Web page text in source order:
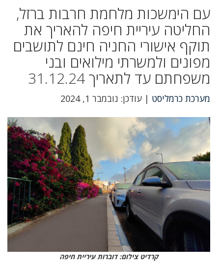
עם הימשכות מלחמת חרבות ברזל,
החליטה עיריית חיפה להאריך את
תוקף אישורי החניה חינם לתושבים
מפונים ולמשרתי מילואים ובני
משפחתם עד לתאריך 31.12.24
מערכת כרמליסט | עודכן: נובמבר 1, 2024
קרדיט צילום: דוברות עיריית חיפה